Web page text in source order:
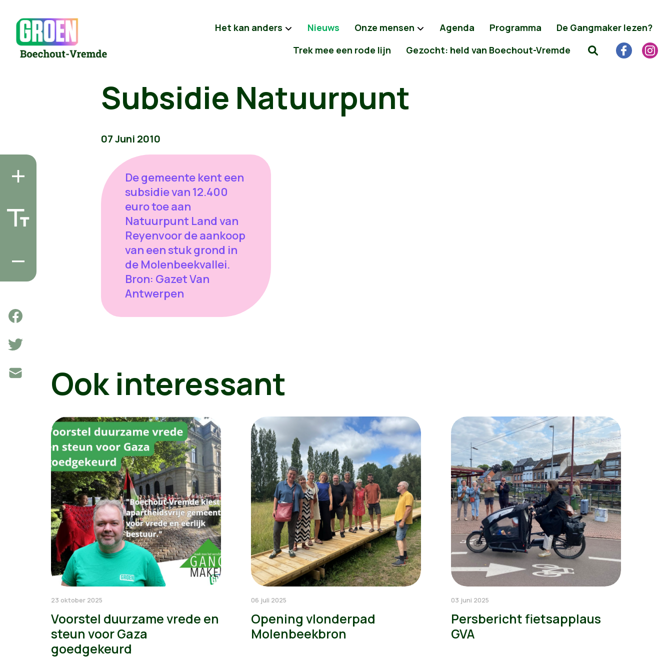
Het kan anders Nieuws Onze mensen Agenda Programma
De Gangmaker lezen?
Trek mee een rode lijn
Gezocht: held van Boechout-Vremde
Subsidie Natuurpunt
07 Juni 2010
De gemeente kent een
subsidie van 12.400
euro toe aan
Natuurpunt Land van
Reyenvoor de aankoop
van een stuk grond in
de Molenbeekvallei.
Bron: Gazet Van
Antwerpen
Ook interessant
23 oktober 2025
Voorstel duurzame vrede en
steun voor Gaza
goedgekeurd
06 juli 2025
Opening vlonderpad
Molenbeekbron
03 juni 2025
Persbericht fietsapplaus
GVA